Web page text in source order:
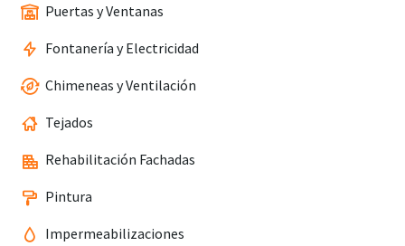
Puertas y Ventanas
Fontanería y Electricidad
Chimeneas y Ventilación
Tejados
Rehabilitación Fachadas
Pintura
Impermeabilizaciones